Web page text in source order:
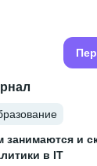
занимаются и
в IT